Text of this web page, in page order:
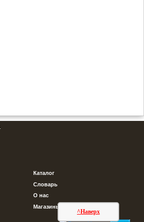
^Наверх
Каталог
Словарь
О нас
Магазины